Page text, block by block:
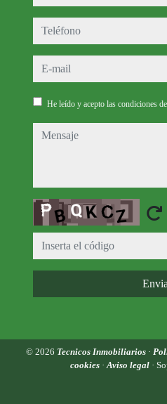
teléfono
e-mail
He leído y acepto las condiciones
mensaje
Captcha
© 2026 Tecnicos Inmobiliarios ·
cookies ·Aviso legal ·